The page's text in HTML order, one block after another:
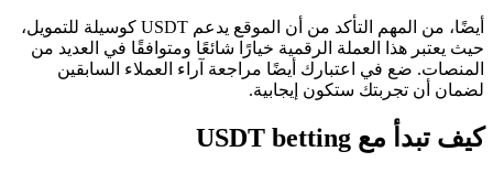
أيضًا، من المهم التأكد من أن الموقع يدعم USDT كوسيلة للتمويل،
حيث يعتبر هذا العملة الرقمية خيارًا شائعًا ومتوافقًا في العديد من
المنصات. ضع في اعتبارك أيضًا مراجعة آراء العملاء السابقين
لضمان أن تجربتك ستكون إيجابية.
كيف تبدأ مع USDT betting